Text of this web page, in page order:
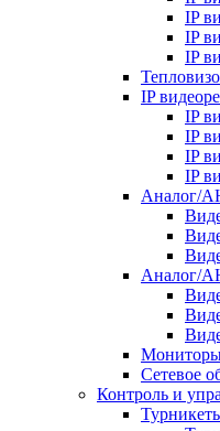
IP
IP
IP
IP
IP
IP
IP
IP
Аналог/
Аналог/
Сетевое
Контроль и